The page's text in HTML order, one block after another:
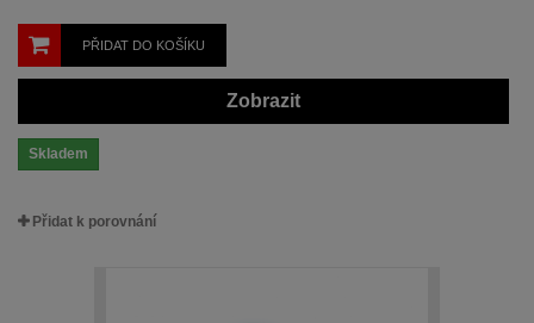
PŘIDAT DO KOŠÍKU
Zobrazit
Skladem
Přidat k porovnání